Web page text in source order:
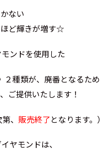
ない
ど輝きが増す☆
ンドを使用した
２種類が、廃番となるため
ご提供いたします！
、 販売終了となります。
ヤモンドは、